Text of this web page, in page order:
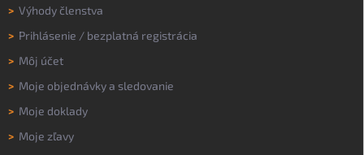
> Výhody členstva
> Prihlásenie / bezplatná registrácia
> Môj účet
> Moje objednávky a sledovanie
> Moje doklady
> Moje zľavy